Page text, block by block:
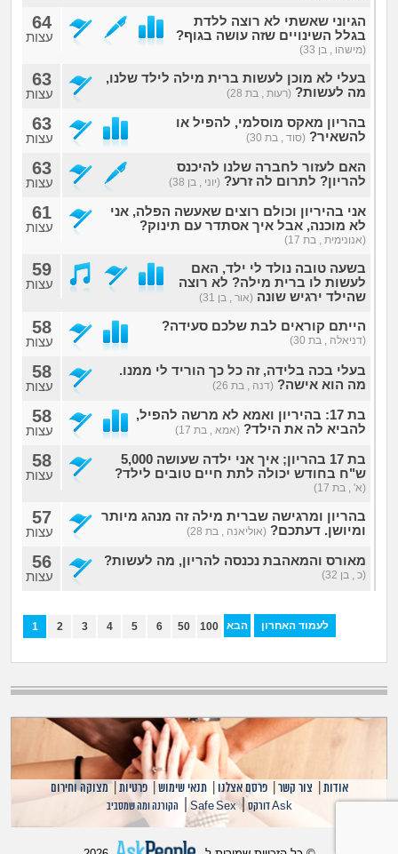
הגיוני שאשתי לא רוצה ללדת
בגלל השינויים שזה עושה בגוף?
(מישהו , בן 33)
64
עצות
בעלי לא מוכן לעשות ברית מילה לילד שלנו,
מה לעשות? (רעות , בת 28)
63
עצות
בהריון מאקס מוסלמי, להפיל או
להשאיר? (סוד , בת 30)
63
עצות
האם לעזור לחברה שלנו להיכנס
להריון? לתרום לה זרע? (יוני , בן 38)
63
עצות
אני בהיריון וכולם רוצים שאעשה הפלה, אני
לא מוכנה, אבל איך אסתדר עם תינוק?
(אנונימית , בת 17)
61
עצות
בשעה טובה נולד לי ילד, האם
לעשות לו ברית מילה? לא רוצה
שהילד ירגיש שונה (אור , בן 31)
59
עצות
הייתם קוראים לבת שלכם סעידה?
(דניאלה , בת 30)
58
עצות
בעלי בכה בלידה, זה כל כך הוריד לי ממנו.
מה הוא אישה? (דנה , בת 26)
58
עצות
בת 17: בהיריון ואמא לא מרשה להפיל,
להביא לה את הילד? (אמא , בת 17)
58
עצות
בת 17 בהריון; איך אני ילדה שעושה 5,000
ש"ח בחודש יכולה לתת חיים טובים לילד?
(א' , בת 17)
58
עצות
בהריון ומרגישה שברית מילה זה מנהג מיותר
ומיושן. דעתכם? (אוליאנה , בת 28)
57
עצות
מאורס והמאהבת נכנסה להריון, מה לעשות?
(כ , בן 32)
56
עצות
1 2 3 4 5 6 50 100 הבא לעמוד האחרון
אודות צור קשר |פרסם אצלנו |תנאי שימוש |פרטיות |מצוקה וחירום
Ask דורקס |
Safe Sex
| הקורנה ומה שמסביב